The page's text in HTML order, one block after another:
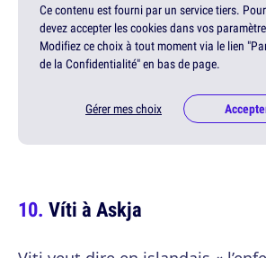
Ce contenu est fourni par un service tiers.
devez accepter les cookies dans vos
Modifiez ce choix à tout moment via le lien
de la Confidentialité" en bas de page.
Gérer mes choix
Víti à Askja